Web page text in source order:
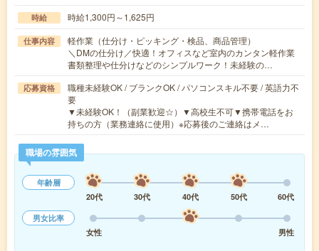
時給 時給1,300円～1,625円
仕事内容
軽作業（仕分け・ピッキング・検品、商品管理）
＼DMの仕分け／快適！オフィスなど室内のカンタン軽作業
書類整理や仕分けなどのシンプルワーク！未経験の…
応募資格
職種未経験OK / ブランクOK / パソコンスキル不要 / 英語力不
要
▼未経験OK！（副業歓迎☆）▼高校生不可▼携帯電話をお
持ちの方（業務連絡に使用）※応募後のご連絡はメ…
職場の雰囲気
年齢層
20代
30代 40代 50代
60代
男女比率
女性
男性